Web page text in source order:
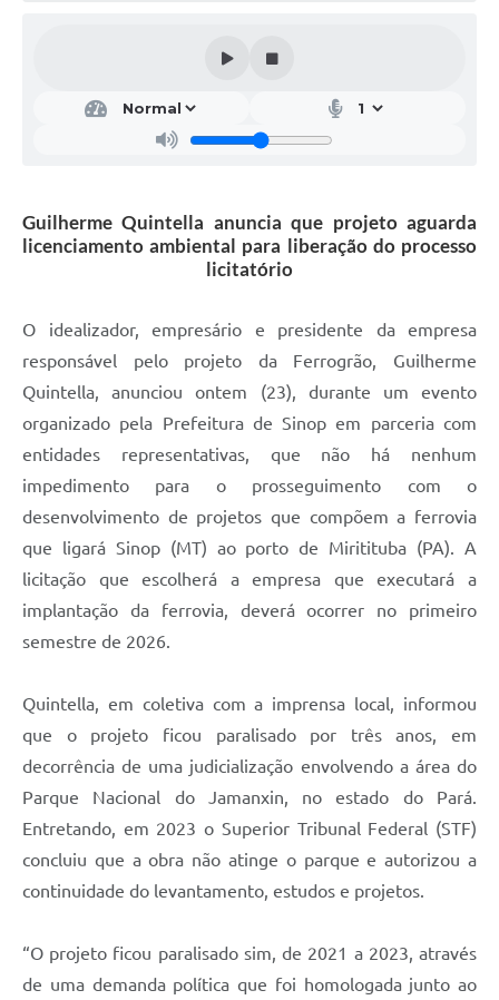
Guilherme Quintella anuncia que projeto aguarda
licenciamento ambiental para liberação do processo
licitatório
O idealizador, empresário e presidente da empresa
responsável pelo projeto da Ferrogrão, Guilherme
Quintella, anunciou ontem (23), durante um evento
organizado pela Prefeitura de Sinop em parceria com
entidades representativas, que não há nenhum
impedimento para o prosseguimento com o
desenvolvimento de projetos que compõem a ferrovia
que ligará Sinop (MT) ao porto de Miritituba (PA). A
licitação que escolherá a empresa que executará a
implantação da ferrovia, deverá ocorrer no primeiro
semestre de 2026.
Quintella, em coletiva com a imprensa local, informou
que o projeto ficou paralisado por três anos, em
decorrência de uma judicialização envolvendo a área do
Parque Nacional do Jamanxin, no estado do Pará.
Entretando, em 2023 o Superior Tribunal Federal (STF)
concluiu que a obra não atinge o parque e autorizou a
continuidade do levantamento, estudos e projetos.
“O projeto ficou paralisado sim, de 2021 a 2023, através
de uma demanda política que foi homologada junto ao